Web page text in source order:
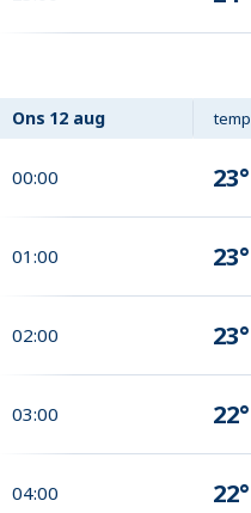
Ons 12 aug temp
00:00 23°
01:00 23°
02:00 23°
03:00 22°
04:00 22°